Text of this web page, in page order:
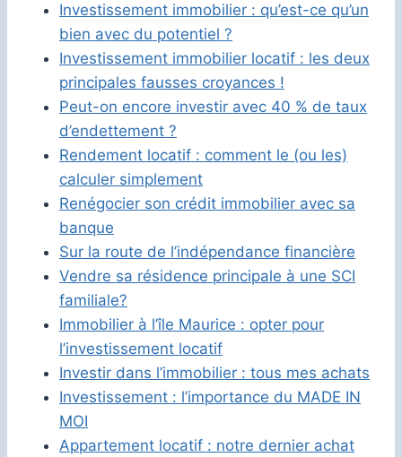
Investissement immobilier : qu’est-ce qu’un
bien avec du potentiel ?
Investissement immobilier locatif : les deux
principales fausses croyances !
Peut-on encore investir avec 40 % de taux
d’endettement ?
Rendement locatif : comment le (ou les)
calculer simplement
Renégocier son crédit immobilier avec sa
banque
Sur la route de l’indépendance financière
Vendre sa résidence principale à une SCI
familiale?
Immobilier à l’île Maurice : opter pour
l’investissement locatif
Investir dans l’immobilier : tous mes achats
Investissement : l’importance du MADE IN
MOI
Appartement locatif : notre dernier achat